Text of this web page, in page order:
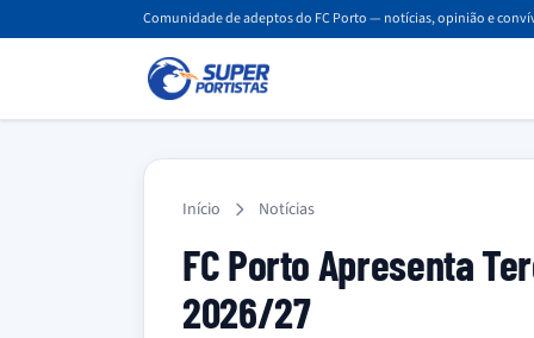
Comunidade de adeptos do FC Porto — notícias, opinião e
Início Notícias
FC Porto Apresenta
2026/27